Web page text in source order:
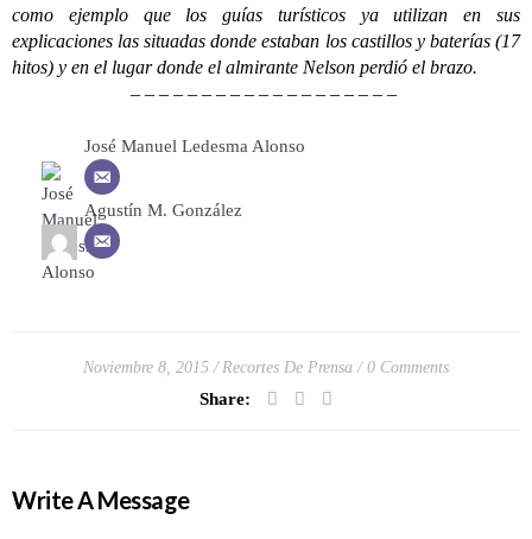
como ejemplo que los guías turísticos ya utilizan en sus
explicaciones las situadas donde estaban los castillos y baterías (17
hitos) y en el lugar donde el almirante Nelson perdió el brazo.
– – – – – – – – – – – – – – – – – – –
José Manuel Ledesma Alonso
Agustín M. González
Noviembre 8, 2015 Recortes De Prensa 0 Comments
Share:
Write A Message